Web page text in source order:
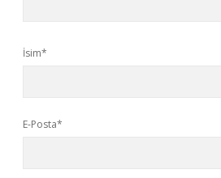
İsim*
E-Posta*